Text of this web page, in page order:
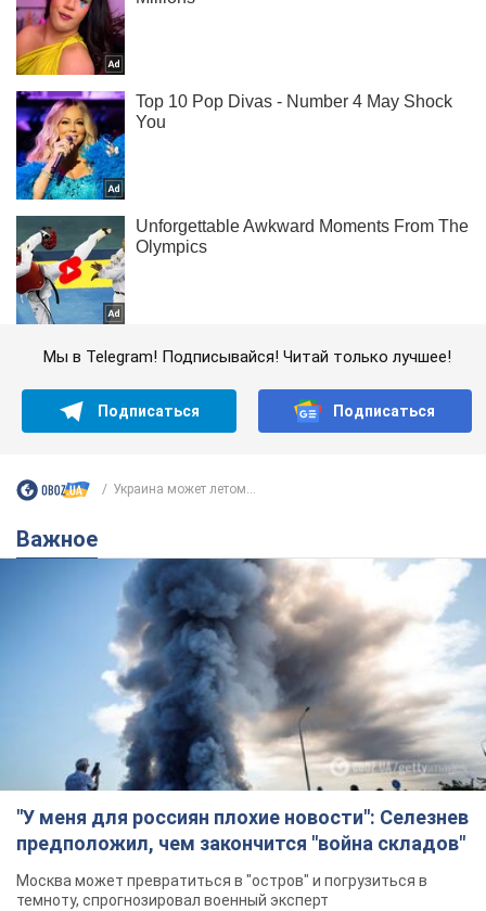
Мы в Telegram! Подписывайся! Читай только лучшее!
Подписаться Подписаться
Украина может летом...
Важное
"У меня для россиян плохие новости": Селезнев
предположил, чем закончится "война складов"
Москва может превратиться в "остров" и погрузиться в
темноту, спрогнозировал военный эксперт